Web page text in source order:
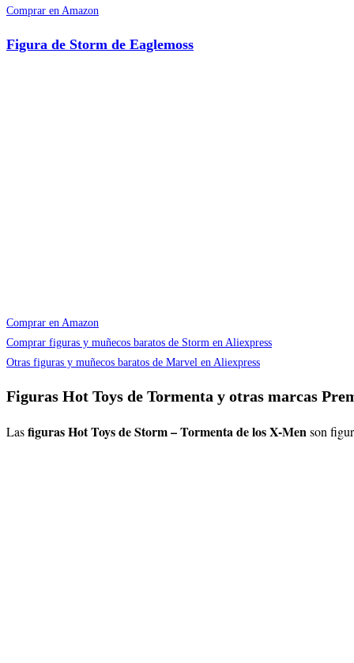
Comprar en Amazon
Figura de Storm de Eaglemoss
Comprar en Amazon
Comprar figuras y muñecos baratos de Storm en Aliexpress
Otras figuras y muñecos baratos de Marvel en Aliexpress
Figuras Hot Toys de Tormenta y otras marcas
Lasfiguras Hot Toys de Storm – Tormenta de los X-Menson